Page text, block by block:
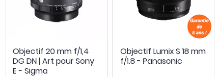
Objectif 20 mm f/1,4
DG DN | Art pour Sony
E - Sigma
Objectif Lumix S 18 mm
f/1.8 - Panasonic